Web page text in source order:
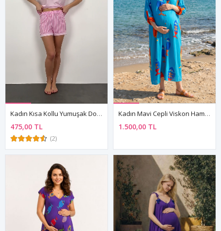
Kadın Kısa Kollu Yumuşak Dokulu Yazlık Şortlu Pembe Viskon Pijama Takımı
475,00 TL
(2)
Kadın Mavi Cepli Viskon Hamile Elbisesi Hakim Yaka Truvakar Kol Yazlık Uzun Balık Desenli
1.500,00 TL